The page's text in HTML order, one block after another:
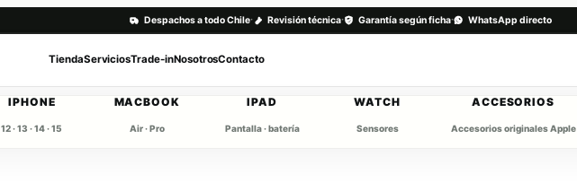
Despachos a todo Chile· Revisión técnica· Garantía según ficha· WhatsApp directo
TiendaServiciosTrade-inNosotrosContacto
IPHONE
12 · 13 · 14 · 15
MACBOOK
Air · Pro
IPAD
Pantalla · batería
WATCH
Sensores
ACCESORIOS
Accesorios originales Apple